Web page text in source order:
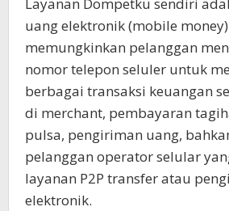
Layanan Dompetku sendiri
uang elektronik (mobile
memungkinkan pelanggan
nomor telepon seluler untuk
berbagai transaksi keuangan
di merchant, pembayaran
pulsa, pengiriman uang,
pelanggan operator selular
layanan P2P transfer atau
elektronik.